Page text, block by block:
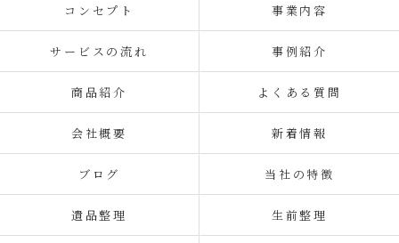
コンセプト 事業内容
サービスの流れ 事例紹介
商品紹介 よくある質問
会社概要 新着情報
ブログ 当社の特徴
遺品整理 生前整理